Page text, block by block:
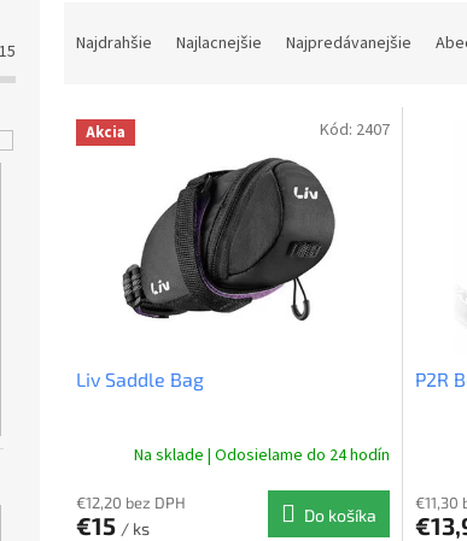
15
n
Najdrahšie Najlacnejšie Najpredávanejšie
V Akcia
Liv Saddle Bag
Na sklade | Odosielame do 24 hodín
€12,20 bez DPH
€15 / ks
Do košíka
Kód: 2407
P2R
€11,30